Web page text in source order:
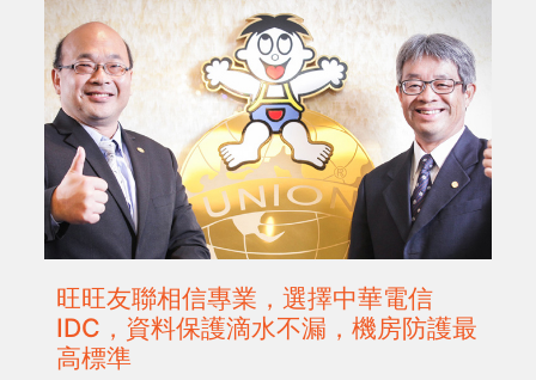
旺旺友聯相信專業，選擇中華電信
IDC，資料保護滴水不漏，機房防護最
高標準